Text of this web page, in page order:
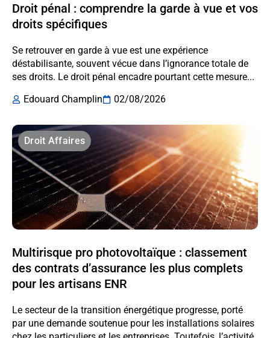
Droit pénal : comprendre la garde à vue et vos
droits spécifiques
Se retrouver en garde à vue est une expérience
déstabilisante, souvent vécue dans l’ignorance totale de
ses droits. Le droit pénal encadre pourtant cette mesure...
Edouard Champlin
02/08/2026
Droit Affaires
Multirisque pro photovoltaïque : classement
des contrats d’assurance les plus complets
pour les artisans ENR
Le secteur de la transition énergétique progresse, porté
par une demande soutenue pour les installations solaires